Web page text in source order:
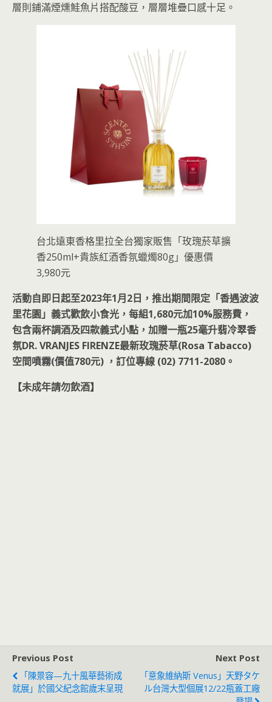
層則鋪滿煙燻鮭魚片搭配酸豆，層層堆疊口感十足。
台北遠東香格里拉全台獨家販售「玫瑰菸草擴
香250ml+貴族紅酒香氛蠟燭80g」優惠價
3,980元
活動自即日起至2023年1月2日，推出期間限定「香遇波波
里花園」義式歡飲小食光，每組1,680元加10%服務費，
包含兩杯調酒及四款義式小點，加贈一瓶25毫升翡冷翠香
氛DR. VRANJES FIRENZE最新玫瑰菸草(Rosa Tabacco)
空間噴霧(價值780元) ，訂位專線 (02) 7711-2080。
【未成年請勿飲酒】
Previous Post
「陳景容—九十風華藝術成
就展」於國父紀念館歲末呈現
Next Post
「意象維納斯 Venus」天野タケ
ル台灣大型個展12/22瓶蓋工廠